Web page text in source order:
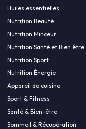
Huiles essentielles
Nutrition Beauté
Nutrition Minceur
Nutrition Santé et Bien être
Nutrition Sport
Nutrition Énergie
Appareil de cuisine
Sport & Fitness
Santé & Bien-être
Sommeil & Récupération